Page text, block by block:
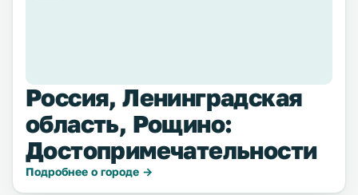
Россия, Ленинградская
область, Рощино:
Достопримечательности
Подробнее о городе →